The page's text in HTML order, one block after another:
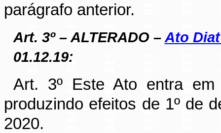
parágrafo anterior.
Art. 3º – ALTERADO – Ato Diat
01.12.19:
Art. 3º Este Ato entra
produzindo efeitos de 1º de
2020.